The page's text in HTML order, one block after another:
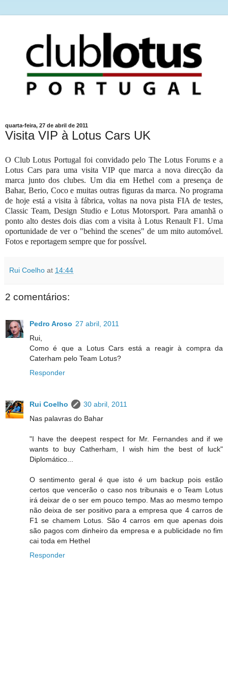
quarta-feira, 27 de abril de 2011
Visita VIP à Lotus Cars UK
O Club Lotus Portugal foi convidado pelo The Lotus Forums e a
Lotus Cars para uma visita VIP que marca a nova direcção da
marca junto dos clubes. Um dia em Hethel com a presença de
Bahar, Berio, Coco e muitas outras figuras da marca. No programa
de hoje está a visita à fábrica, voltas na nova pista FIA de testes,
Classic Team, Design Studio e Lotus Motorsport. Para amanhã o
ponto alto destes dois dias com a visita à Lotus Renault F1. Uma
oportunidade de ver o "behind the scenes" de um mito automóvel.
Fotos e reportagem sempre que for possível.
Rui Coelho at 14:44
2 comentários:
Pedro Aroso 27 abril, 2011
Rui,
Como é que a Lotus Cars está a reagir à compra da
Caterham pelo Team Lotus?
Responder
Rui Coelho
30 abril, 2011
Nas palavras do Bahar
"I have the deepest respect for Mr. Fernandes and if we
wants to buy Catherham, I wish him the best of luck"
Diplomático...
O sentimento geral é que isto é um backup pois estão
certos que vencerão o caso nos tribunais e o Team Lotus
irá deixar de o ser em pouco tempo. Mas ao mesmo tempo
não deixa de ser positivo para a empresa que 4 carros de
F1 se chamem Lotus. São 4 carros em que apenas dois
são pagos com dinheiro da empresa e a publicidade no fim
cai toda em Hethel
Responder